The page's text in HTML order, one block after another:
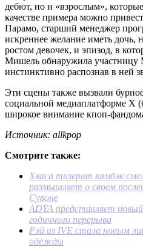
дебют, но и «взрослым»,
качестве примера можно
Парамо, старший менеджер
искреннее желание иметь дочь,
ростом девочек, и эпизод, в
Мишель обнаружила участницу
инстинктивно распознав в ней
Эти сцены также вызвали
социальной медиаплатформе X
широкое внимание кпоп-
Источник: allkpop
Смотрите также:
Хваса тизерит камбэк
размышляет о своем
Сувоне
ADYA представляет
годичного перерыва
Рэй из IVE стала новым
одежды